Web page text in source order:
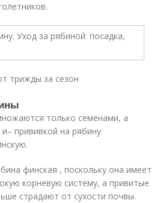
трижды за сезон
только семенами, а
прививкой на рябину
финская , поскольку она имеет
корневую систему, а привитые
страдают от сухости почвы.